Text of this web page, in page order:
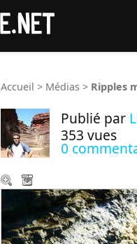
Accueil > Médias > Ripples
Publié par
353 vues
0